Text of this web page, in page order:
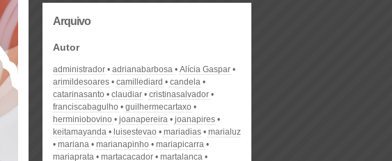
Arquivo
Autor
administrador adrianabarbosa
Alícia Gaspar
arimildesoares
camillediard
candela
catarinasanto
claudiar
cristinasalvador
franciscabagulho
guilhermecartaxo
herminiobovino
joanapereira
joanapires
keitamayanda
luisestevao mariadias
marialuz
mariana
marianapinho
mariapicarra
mariaprata
martacacador
martalanca